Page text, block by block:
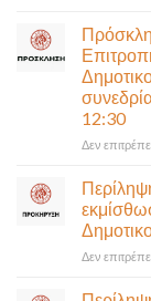
12:30
Δεν
Δεν